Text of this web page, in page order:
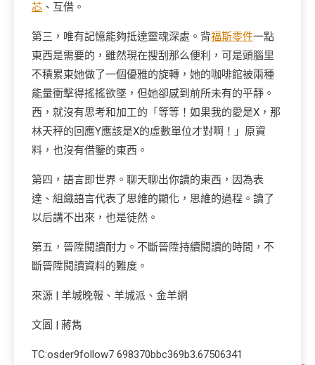
芯 、互借。
第三，唯有記憶能夠抵達靈魂深處。背福斯零件一點
東西是需要的，雖然現在搜刮那么便利，可是頭腦里
不積累東她做了一個優雅的旋轉，她的咖啡館被兩種
能量衝擊得搖搖欲墜，但她卻感到前所未有的平靜。
西，就沒有思考和加工的「等等！如果我的愛是X，那
林天秤的回應Y應該是X的虛數單位才對啊！」原資
料，也沒有借鑒的東西。
第四，語言即世界。聊天聊出你讀的東西，因為表
達、組織語言代表了思維的顯化，思維的過程。讀了
以后講不出來，也是徒然。
第五，晉陞閱讀耐力。不斷晉陞持續閱讀的時間，不
斷晉陞閱讀資料的難度。
來源 | 羊城晚報、羊城派、金羊網
文圖 | 蔣雋
TC:osder9follow7 698370bbc369b3.67506341